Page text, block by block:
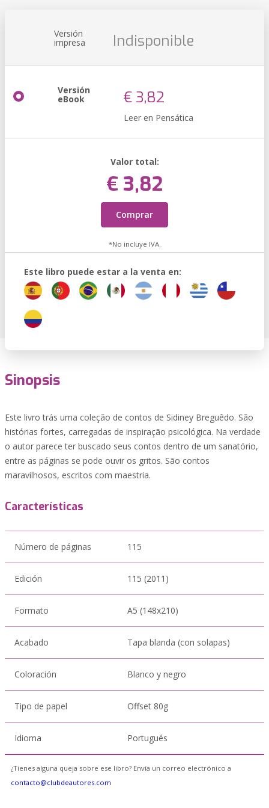
Versión
impresa Indisponible
Versión
eBook € 3,82
Leer en Pensática
Valor total:
€ 3,82
Comprar
*No incluye IVA.
Este libro puede estar a la venta en:
Sinopsis
Este livro trás uma coleção de contos de Sidiney Breguêdo. São
histórias fortes, carregadas de inspiração psicológica. Na verdade
o autor parece ter buscado seus contos dentro de um sanatório,
entre as páginas se pode ouvir os gritos. São contos
maravilhosos, escritos com maestria.
Características
Número de páginas 115
Edición 115 (2011)
Formato A5 (148x210)
Acabado Tapa blanda (con solapas)
Coloración Blanco y negro
Tipo de papel Offset 80g
Idioma Portugués
¿Tienes alguna queja sobre ese libro? Envía un correo electrónico a
contacto@clubdeautores.com